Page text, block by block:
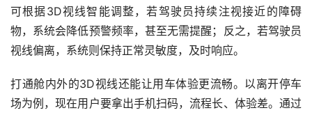
可根据3D视线智能调整，若驾驶员持续注视接近的障碍
物，系统会降低预警频率，甚至无需提醒；反之，若驾驶员
视线偏离，系统则保持正常灵敏度，及时响应。
打通舱内外的3D视线还能让用车体验更流畅。以离开停车
场为例，现在用户要拿出手机扫码，流程长、体验差。通过